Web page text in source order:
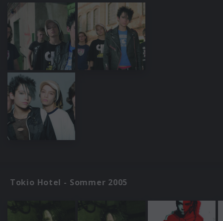
Tokio Hotel - Sommer 2005